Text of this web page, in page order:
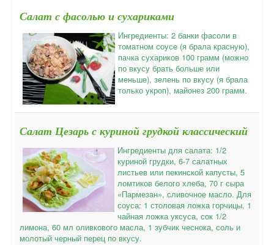
Салат с фасолью и сухариками
Ингредиенты: 2 банки фасоли в
томатном соусе (я брала красную),
пачка сухариков 100 грамм (можно
по вкусу брать больше или
меньше), зелень по вкусу (я брала
только укроп), майонез 200 грамм.
Салат Цезарь с куриной грудкой классический
Ингредиенты для салата: 1/2
куриной грудки, 6-7 салатных
листьев или пекинской капусты, 5
ломтиков белого хлеба, 70 г сыра
«Пармезан», сливочное масло. Для
соуса: 1 столовая ложка горчицы, 1
чайная ложка уксуса, сок 1/2
лимона, 60 мл оливкового масла, 1 зубчик чеснока, соль и
молотый черный перец по вкусу.